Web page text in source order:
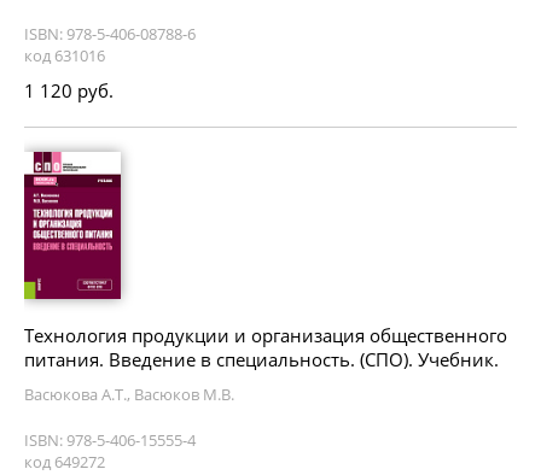
ISBN: 978-5-406-08788-6
код 631016
1 120 руб.
Технология продукции и организация общественного
питания. Введение в специальность. (СПО). Учебник.
Васюкова А.Т., Васюков М.В.
ISBN: 978-5-406-15555-4
код 649272